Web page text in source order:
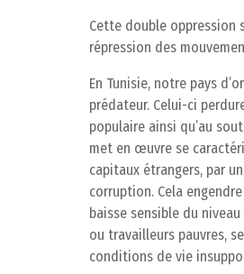
Cette double oppression
répression des
En Tunisie, notre pays
prédateur. Celui-ci
populaire ainsi qu’au
met en œuvre se
capitaux étrangers, par
corruption. Cela
baisse sensible du
ou travailleurs pauvres,
conditions de vie